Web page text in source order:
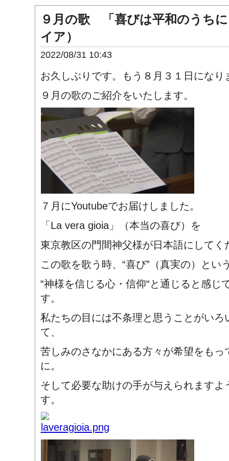
９月の歌 「喜びは平和のうち
イア）
2022/08/31 10:43
お久しぶりです。
もう８月３１日になり
９月の歌のご紹介をいたします。
７月にYoutubeでお届けしました。
「La vera gioia」（本当の喜び）を
東京教区の門間神父様が日本語にしてく
この歌を歌う時、“喜び”（真実の）とい
“神様を信じる心・信仰“と通じると感じ
す。
私たちの目には不条理と思うことがいろ
て、
苦しみのさなかにある方々が希望をも
に。
そして必要な助けの手が与えられますよ
す。